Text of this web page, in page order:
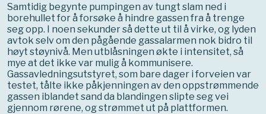
Samtidig begynte pumpingen av tungt slam ned i
borehullet for å forsøke å hindre gassen fra å trenge
seg opp. I noen sekunder så dette ut til å virke, og lyden
avtok selv om den pågående gassalarmen nok bidro til
høyt støynivå. Men utblåsningen økte i intensitet, så
mye at det ikke var mulig å kommunisere.
Gassavledningsutstyret, som bare dager i forveien var
testet, tålte ikke påkjenningen av den oppstrømmende
gassen iblandet sand da blandingen slipte seg vei
gjennom rørene, og strømmet ut på plattformen.